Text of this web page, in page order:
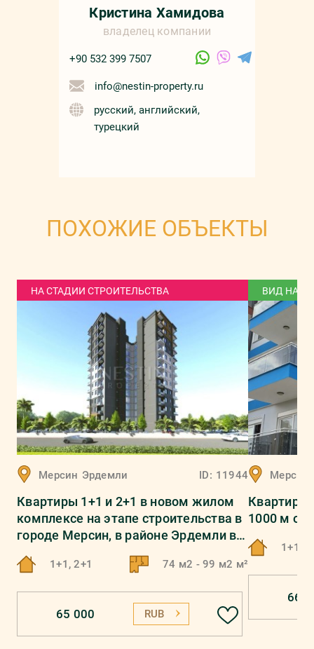
Кристина Хамидова
владелец компании
+90 532 399 7507
info@nestin-property.ru
русский, английский,
турецкий
ПОХОЖИЕ ОБЪЕКТЫ
НА СТАДИИ СТРОИТЕЛЬСТВА
Мерсин Эрдемли ID: 11944
Квартиры 1+1 и 2+1 в нoвом жилoм
кoмплeксе нa этaпe стрoитeльствa в
гoрoдe Мeрсин, в рaйoнe Эрдeмли в
620 метрах oт мoря.
1+1, 2+1 74 м2 - 99 м2 м²
65 000 RUB
ВИД НА
Мерсин
Квартира
1000 м от
1+1
66